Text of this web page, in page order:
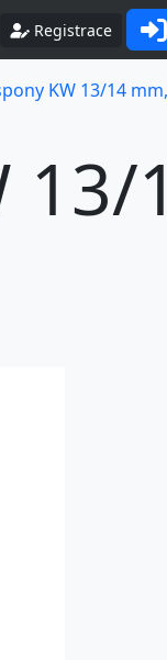
Registrace
KW 13/14
13/